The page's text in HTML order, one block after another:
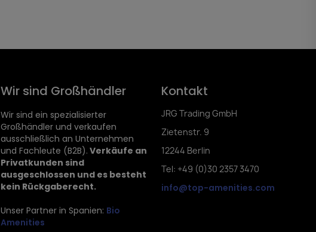
Wir sind Großhändler
Wir sind ein spezialisierter
Großhändler und verkaufen
ausschließlich an Unternehmen
und Fachleute (B2B). Verkäufe an
Privatkunden sind
ausgeschlossen und es besteht
kein Rückgaberecht.
Unser Partner in Spanien: Bio
Amenities
Kontakt
JRG Trading GmbH
Zietenstr. 9
12244 Berlin
Tel: +49 (0)30 2357 3470
info@top-amenities.com